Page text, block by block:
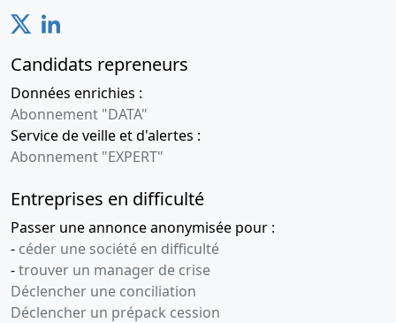
Candidats repreneurs
Données enrichies :
Abonnement "DATA"
Service de veille et d'alertes :
Abonnement "EXPERT"
Entreprises en difficulté
Passer une annonce anonymisée pour :
- céder une société en difficulté
-trouver un manager de crise
Déclencher une conciliation
Déclencher un prépack cession